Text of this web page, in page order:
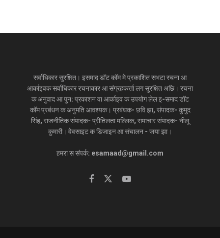
सर्वाधिकार सुरक्षित। इसमाद डॉट कॉम मे प्रकाशित सभटा रचना आ
आर्काइवक सर्वाधिकार रचनाकार आ संग्रहकर्त्ता लग सुरक्षित अछि। रचना
क अनुवाद आ पुन: प्रकाशन वा आर्काइव क उपयोग लेल इ-समाद डॉट
कॉम प्रबंधन क अनुमति आवश्यक। प्रबंधक- छवि झा, संपादक- कुमुद
सिंह, राजनीतिक संपादक- प्रीतिलता मल्लिक, समाचार संपादक- नीलू
कुमारी। वेवसाइट क डिजाइन आ संचालन - जया झा।
हमरा स संपर्क: esamaad@gmail.com